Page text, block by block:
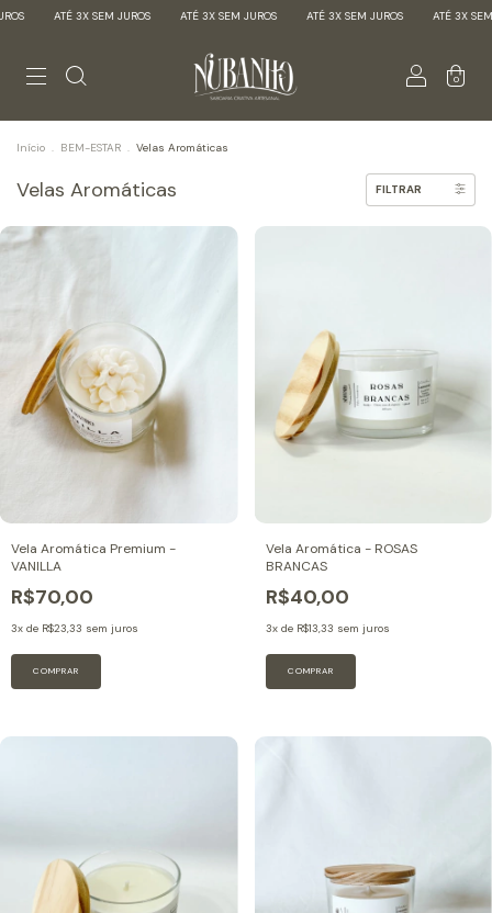
ATÉ 3X SEM JUROS ATÉ 3X SEM JUROS ATÉ 3X SEM JUROS ATÉ 3X SEM
0
Início . BEM-ESTAR . Velas Aromáticas
Velas Aromáticas FILTRAR
Vela Aromática Premium -
VANILLA
R$70,00
3x de R$23,33 sem juros
Vela Aromática - ROSAS
BRANCAS
R$40,00
3x de R$13,33 sem juros